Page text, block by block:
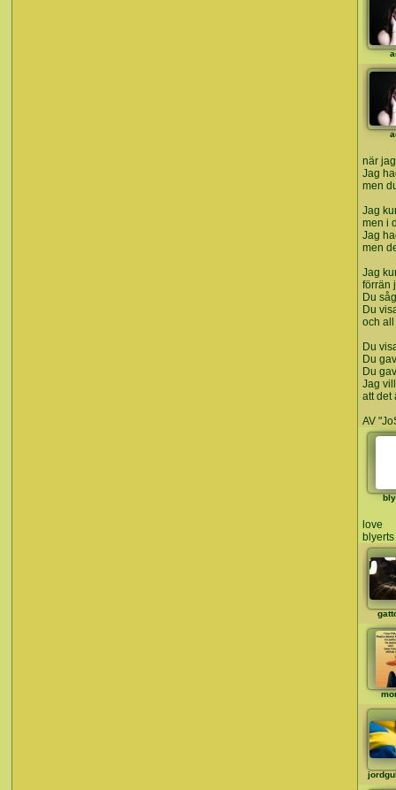
när
Jag
men
Jag
men i
Jag
men
Jag
förrän
Du
Du
och
Du
Du
Du
Jag
att det
AV
love
blyerts